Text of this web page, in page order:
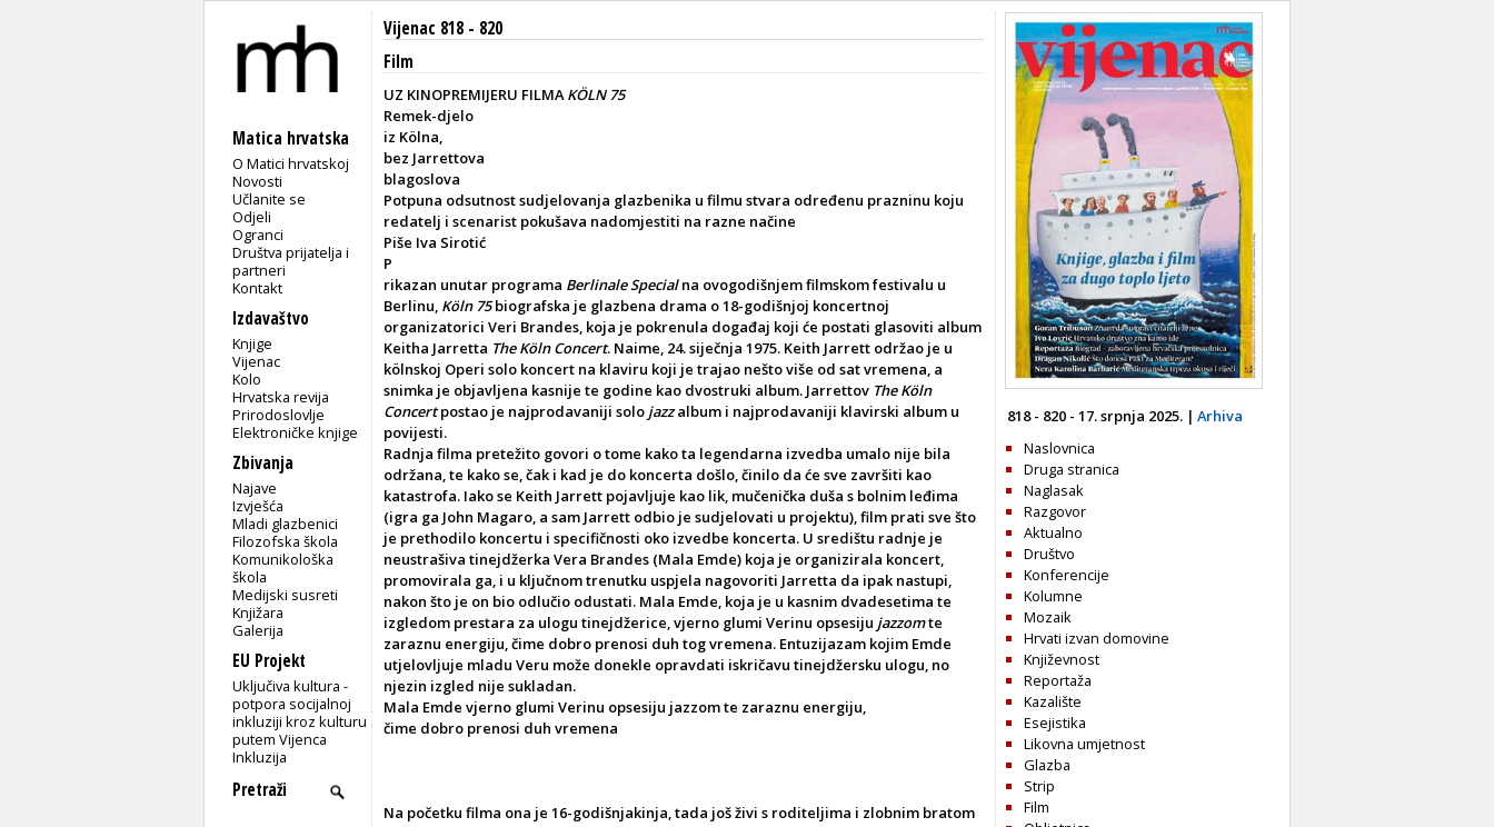
Matica hrvatska
O Matici hrvatskoj
Novosti
Učlanite se
Odjeli
Ogranci
Društva prijatelja i
partneri
Kontakt
Izdavaštvo
Knjige
Vijenac
Kolo
Hrvatska revija
Prirodoslovlje
Elektroničke knjige
Zbivanja
Najave
Izvješća
Mladi glazbenici
Filozofska škola
Komunikološka
škola
Medijski susreti
Knjižara
Galerija
EU Projekt
Uključiva kultura -
potpora socijalnoj
inkluziji kroz kulturu
putem Vijenca
Inkluzija
Vijenac 818 - 820
Film
UZ KINOPREMIJERU FILMAKÖLN 75
Remek-djelo
iz Kölna,
bez Jarrettova
blagoslova
Potpuna odsutnost sudjelovanja glazbenika u filmu stvara određenu prazninu koju
redatelj i scenarist pokušava nadomjestiti na razne načine
Piše Iva Sirotić
P
rikazan unutar programa Berlinale Specialna ovogodišnjem filmskom festivalu u
Berlinu, Köln 75biografska je glazbena drama o 18-godišnjoj koncertnoj
organizatorici Veri Brandes, koja je pokrenula događaj koji će postati glasoviti album
Keitha Jarretta The Köln Concert. Naime, 24. siječnja 1975. Keith Jarrett održao je u
kölnskoj Operi solo koncert na klaviru koji je trajao nešto više od sat vremena, a
snimka je objavljena kasnije te godine kao dvostruki album. Jarrettov The Köln
Concertpostao je najprodavaniji solo jazzalbum i najprodavaniji klavirski album u
povijesti.
Radnja filma pretežito govori o tome kako ta legendarna izvedba umalo nije bila
održana, te kako se, čak i kad je do koncerta došlo, činilo da će sve završiti kao
katastrofa. Iako se Keith Jarrett pojavljuje kao lik, mučenička duša s bolnim leđima
(igra ga John Magaro, a sam Jarrett odbio je sudjelovati u projektu), film prati sve što
je prethodilo koncertu i specifičnosti oko izvedbe koncerta. U središtu radnje je
neustrašiva tinejdžerka Vera Brandes (Mala Emde) koja je organizirala koncert,
promovirala ga, i u ključnom trenutku uspjela nagovoriti Jarretta da ipak nastupi,
nakon što je on bio odlučio odustati. Mala Emde, koja je u kasnim dvadesetima te
izgledom prestara za ulogu tinejdžerice, vjerno glumi Verinu opsesiju jazzomte
zaraznu energiju, čime dobro prenosi duh tog vremena. Entuzijazam kojim Emde
utjelovljuje mladu Veru može donekle opravdati iskričavu tinejdžersku ulogu, no
njezin izgled nije sukladan.
Mala Emde vjerno glumi Verinu opsesiju jazzom te zaraznu energiju,
čime dobro prenosi duh vremena
Na početku filma ona je 16-godišnjakinja, tada još živi s roditeljima i zlobnim bratom
818 - 820 - 17. srpnja 2025. | Arhiva
Naslovnica
Druga stranica
Naglasak
Razgovor
Aktualno
Društvo
Konferencije
Kolumne
Mozaik
Hrvati izvan domovine
Književnost
Reportaža
Kazalište
Esejistika
Likovna umjetnost
Glazba
Strip
Film